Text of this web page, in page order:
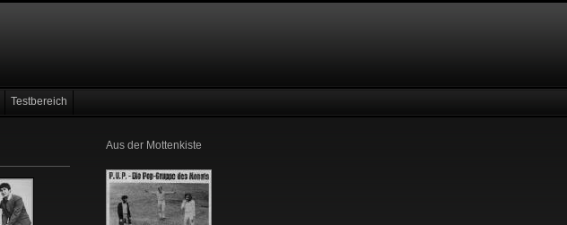
Testbereich
Aus der Mottenkiste